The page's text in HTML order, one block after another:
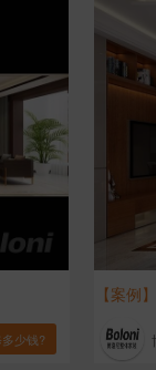
少钱?
【案例】